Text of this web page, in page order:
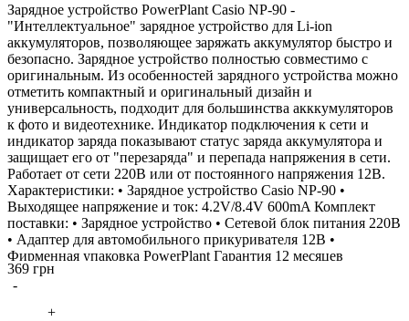
Зарядное устройство PowerPlant Casio NP-90 -
"Интеллектуальное" зарядное устройство для Li-ion
аккумуляторов, позволяющее заряжать аккумулятор быстро и
безопасно. Зарядное устройство полностью совместимо с
оригинальным. Из особенностей зарядного устройства можно
отметить компактный и оригинальный дизайн и
универсальность, подходит для большинства акккумуляторов
к фото и видеотехнике. Индикатор подключения к сети и
индикатор заряда показывают статус заряда аккумулятора и
защищает его от "перезаряда" и перепада напряжения в сети.
Работает от сети 220В или от постоянного напряжения 12В.
Характеристики: • Зарядное устройство Casio NP-90 •
Выходящее напряжение и ток: 4.2V/8.4V 600mA Комплект
поставки: • Зарядное устройство • Сетевой блок питания 220В
• Адаптер для автомобильного прикуривателя 12В •
Фирменная упаковка PowerPlant Гарантия 12 месяцев
Производитель: PowerPlant Зарядное устройство можно
использовать вместо: CASIO BC-70L Данное зарядное
устройство заряжает аккумуляторы: CASIO NP-70
369 грн
-
+